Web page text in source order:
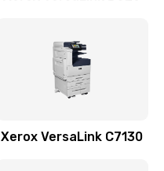
Xerox VersaLink C7130